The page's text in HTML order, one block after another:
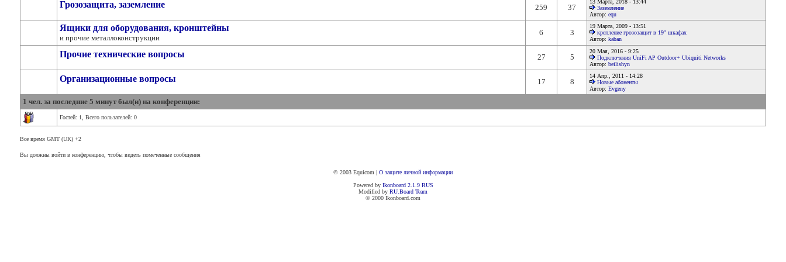
Грозозащита, заземление 259 37
13 Марта, 2018 - 13:44
Заземление
Автор: equ
Ящики для оборудования, кронштейны
и прочие металлоконструкции
6 3
19 Марта, 2009 - 13:51
крепление грозозащит в 19'' шкафах
Автор: kaban
Прочие технические вопросы 27 5
20 Мая, 2016 - 9:25
Подключения UniFi AP Outdoor+ Ubiquiti Networks
Автор: beilishyn
Организационные вопросы 17 8
14 Апр., 2011 - 14:28
Новые абоненты
Автор: Evgeny
1 чел. за последние 5 минут был(и) на конференции:
Гостей: 1, Всего пользателей: 0
Все время GMT (UK) +2
Вы должны войти в конференцию, чтобы видеть помеченные сообщения
© 2003 Equicom | О защите личной информации
Powered by Ikonboard 2.1.9 RUS
Modified by RU.Board Team
© 2000 Ikonboard.com